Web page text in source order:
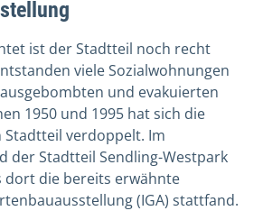
ist der Stadtteil noch recht
viele Sozialwohnungen
und evakuierten
1950 und 1995 hat sich die
Stadtteil verdoppelt. Im
der Stadtteil Sendling-Westpark
dort die bereits erwähnte
(IGA) stattfand.